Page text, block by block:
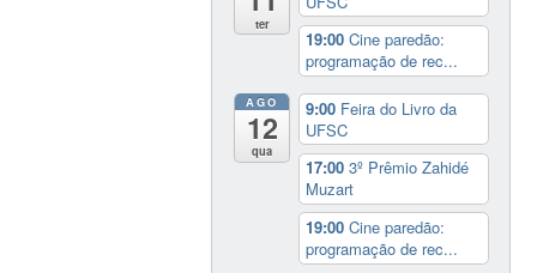
ter
19:00Cine paredão:
programação de rec...
AGO
12
qua
9:00 Feira do Livro da
UFSC
17:003º Prêmio Zahidé
Muzart
19:00Cine paredão:
programação de rec...